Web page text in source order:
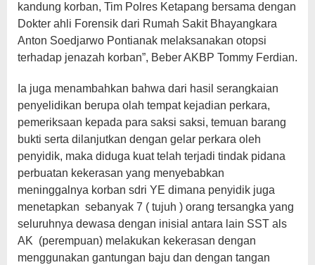
kandung korban, Tim Polres Ketapang bersama dengan
Dokter ahli Forensik dari Rumah Sakit Bhayangkara
Anton Soedjarwo Pontianak melaksanakan otopsi
terhadap jenazah korban”, Beber AKBP Tommy Ferdian.
Ia juga menambahkan bahwa dari hasil serangkaian
penyelidikan berupa olah tempat kejadian perkara,
pemeriksaan kepada para saksi saksi, temuan barang
bukti serta dilanjutkan dengan gelar perkara oleh
penyidik, maka diduga kuat telah terjadi tindak pidana
perbuatan kekerasan yang menyebabkan
meninggalnya korban sdri YE dimana penyidik juga
menetapkan sebanyak 7 ( tujuh ) orang tersangka yang
seluruhnya dewasa dengan inisial antara lain SST als
AK (perempuan) melakukan kekerasan dengan
menggunakan gantungan baju dan dengan tangan